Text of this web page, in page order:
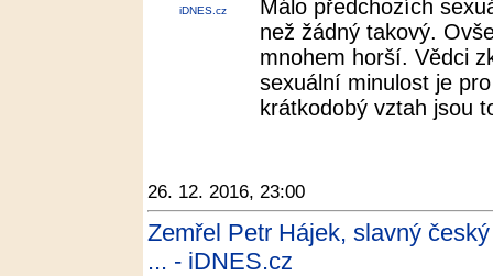
iDNES.cz
Málo předchozích
než žádný takový.
mnohem horší. Vědci
sexuální minulost je
krátkodobý vztah jsou
26. 12. 2016, 23:00
Zemřel Petr Hájek, slavný
... - iDNES.cz